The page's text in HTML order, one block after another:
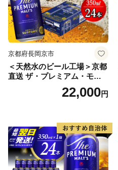
京都府長岡京市
＜天然水のビール工場＞京都
直送 ザ・プレミアム・モル
ツ 350ml×24本 プレモル [149
22,000円